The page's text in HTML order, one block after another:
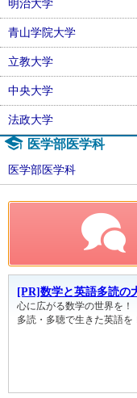
明治大学
青山学院大学
立教大学
中央大学
法政大学
医学部医学科
医学部医学科